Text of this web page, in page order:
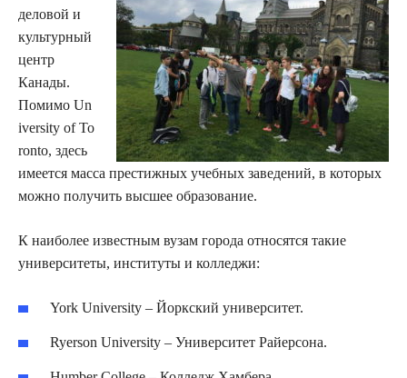
деловой и
культурный
центр
Канады.
Помимо Un
iversity of To
ronto, здесь
имеется масса престижных учебных заведений, в которых
можно получить высшее образование.
К наиболее известным вузам города относятся такие
университеты, институты и колледжи:
York University – Йоркский университет.
Ryerson University – Университет Райерсона.